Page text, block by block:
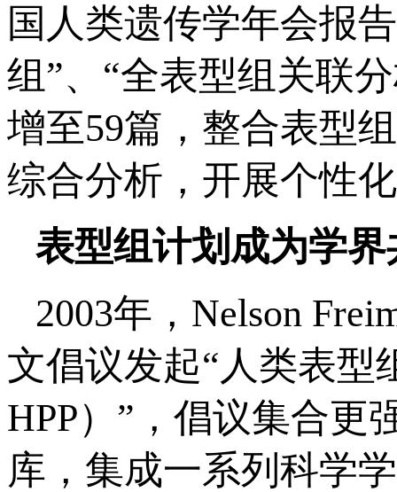
国人类遗传学年会报
组”、“全表型组关联
增至59篇，整合表型
综合分析，开展个性
表型组计划成为学界
2003年，Nelson
文倡议发起“人类表型
HPP）”，倡议集合更
库，集成一系列科学